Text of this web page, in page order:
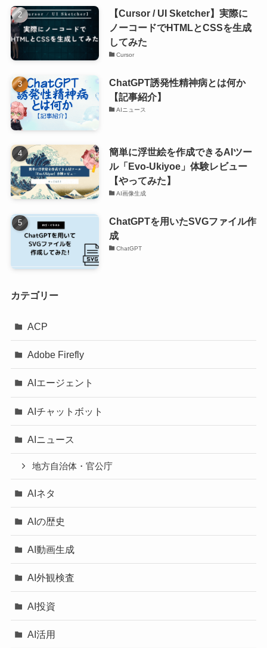
【Cursor / UI Sketcher】実際に
ノーコードでHTMLとCSSを生成
してみた
Cursor
ChatGPT誘発性精神病とは何か
【記事紹介】
AIニュース
簡単に浮世絵を作成できるAIツー
ル「Evo-Ukiyoe」体験レビュー
【やってみた】
AI画像生成
ChatGPTを用いたSVGファイル作
成
ChatGPT
カテゴリー
ACP
Adobe Firefly
AIエージェント
AIチャットボット
AIニュース
地方自治体・官公庁
AIネタ
AIの歴史
AI動画生成
AI外観検査
AI投資
AI活用